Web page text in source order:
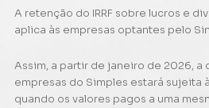
A retenção do IRRF sobre lucros e
aplica às empresas optantes pelo
Assim, a partir de janeiro de 2026,
empresas do Simples estará sujeita
quando os valores pagos a uma